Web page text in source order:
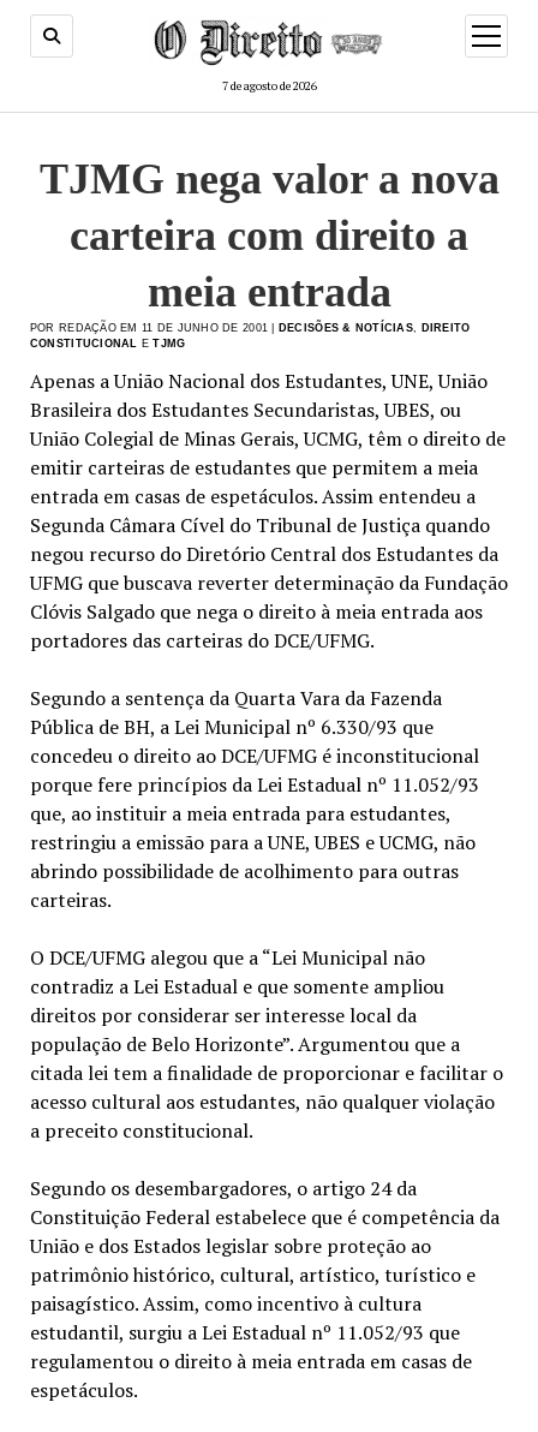
7 de agosto de 2026
menu
de
TJMG nega valor a nova
carteira com direito a
meia entrada
POR REDAÇÃO EM 11 DE JUNHO DE 2001 | DECISÕES & NOTÍCIAS
DIREITO
CONSTITUCIONAL
ETJMG
Apenas a União Nacional dos Estudantes, UNE, União
Brasileira dos Estudantes Secundaristas, UBES, ou
União Colegial de Minas Gerais, UCMG, têm o direito de
emitir carteiras de estudantes que permitem a meia
entrada em casas de espetáculos. Assim entendeu a
Segunda Câmara Cível do Tribunal de Justiça quando
negou recurso do Diretório Central dos Estudantes da
UFMG que buscava reverter determinação da Fundação
Clóvis Salgado que nega o direito à meia entrada aos
portadores das carteiras do DCE/UFMG.
Segundo a sentença da Quarta Vara da Fazenda
Pública de BH, a Lei Municipal nº 6.330/93 que
concedeu o direito ao DCE/UFMG é inconstitucional
porque fere princípios da Lei Estadual nº 11.052/93
que, ao instituir a meia entrada para estudantes,
restringiu a emissão para a UNE, UBES e UCMG, não
abrindo possibilidade de acolhimento para outras
carteiras.
O DCE/UFMG alegou que a “Lei Municipal não
contradiz a Lei Estadual e que somente ampliou
direitos por considerar ser interesse local da
população de Belo Horizonte”. Argumentou que a
citada lei tem a finalidade de proporcionar e facilitar o
acesso cultural aos estudantes, não qualquer violação
a preceito constitucional.
Segundo os desembargadores, o artigo 24 da
Constituição Federal estabelece que é competência da
União e dos Estados legislar sobre proteção ao
patrimônio histórico, cultural, artístico, turístico e
paisagístico. Assim, como incentivo à cultura
estudantil, surgiu a Lei Estadual nº 11.052/93 que
regulamentou o direito à meia entrada em casas de
espetáculos.